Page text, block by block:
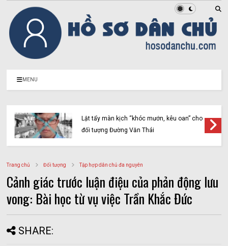
MENU
Lật tẩy màn kịch “khóc mướn, kêu oan” cho
đối tượng Đường Văn Thái
Trang chủ Đối tượng Tập hợp dân chủ đa nguyên
Cảnh giác trước luận điệu của phản động lưu
vong: Bài học từ vụ việc Trần Khắc Đức
SHARE: